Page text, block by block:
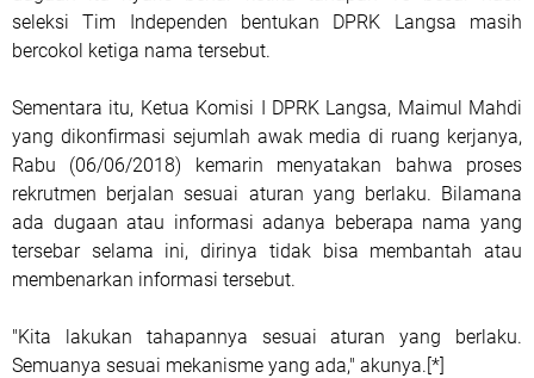
seleksi Tim Independen bentukan DPRK Langsa masih
bercokol ketiga nama tersebut.
Sementara itu, Ketua Komisi I DPRK Langsa, Maimul Mahdi
yang dikonfirmasi sejumlah awak media di ruang kerjanya,
Rabu (06/06/2018) kemarin menyatakan bahwa proses
rekrutmen berjalan sesuai aturan yang berlaku. Bilamana
ada dugaan atau informasi adanya beberapa nama yang
tersebar selama ini, dirinya tidak bisa membantah atau
membenarkan informasi tersebut.
"Kita lakukan tahapannya sesuai aturan yang berlaku.
Semuanya sesuai mekanisme yang ada," akunya.[*]